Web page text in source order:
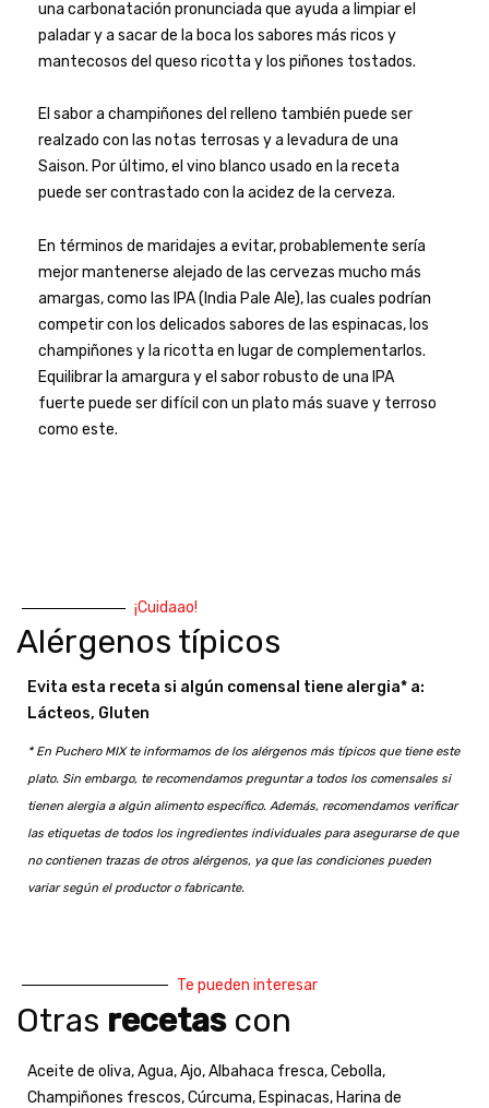
una carbonatación pronunciada que ayuda a limpiar el
paladar y a sacar de la boca los sabores más ricos y
mantecosos del queso ricotta y los piñones tostados.
El sabor a champiñones del relleno también puede ser
realzado con las notas terrosas y a levadura de una
Saison. Por último, el vino blanco usado en la receta
puede ser contrastado con la acidez de la cerveza.
En términos de maridajes a evitar, probablemente sería
mejor mantenerse alejado de las cervezas mucho más
amargas, como las IPA (India Pale Ale), las cuales podrían
competir con los delicados sabores de las espinacas, los
champiñones y la ricotta en lugar de complementarlos.
Equilibrar la amargura y el sabor robusto de una IPA
fuerte puede ser difícil con un plato más suave y terroso
como este.
¡Cuidaao!
Alérgenos típicos
Evita esta receta si algún comensal tiene alergia* a:
Lácteos, Gluten
* En Puchero MIX te informamos de los alérgenos más típicos que tiene este
plato. Sin embargo, te recomendamos preguntar a todos los comensales si
tienen alergia a algún alimento específico. Además, recomendamos verificar
las etiquetas de todos los ingredientes individuales para asegurarse de que
no contienen trazas de otros alérgenos, ya que las condiciones pueden
variar según el productor o fabricante.
Te pueden interesar
Otras recetascon
Aceite de oliva,Agua,Ajo,Albahaca fresca,Cebolla,
Champiñones frescos,Cúrcuma, Espinacas, Harina de